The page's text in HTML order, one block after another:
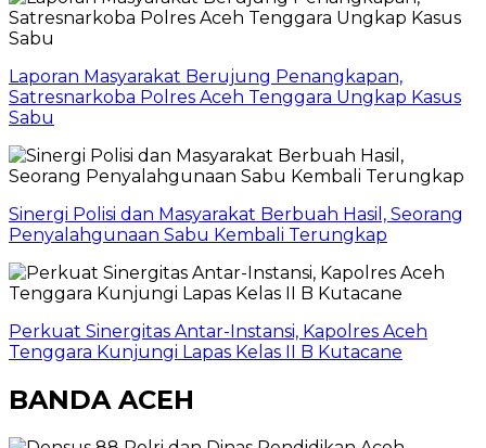
Laporan Masyarakat Berujung Penangkapan,
Satresnarkoba Polres Aceh Tenggara Ungkap Kasus
Sabu
Sinergi Polisi dan Masyarakat Berbuah Hasil, Seorang
Penyalahgunaan Sabu Kembali Terungkap
Perkuat Sinergitas Antar-Instansi, Kapolres Aceh
Tenggara Kunjungi Lapas Kelas II B Kutacane
BANDA ACEH